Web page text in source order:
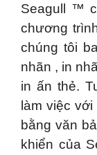
Seagull ™
chương
chúng tôi
nhãn , in
in ấn thẻ.
làm việc với
bằng văn
khiển của